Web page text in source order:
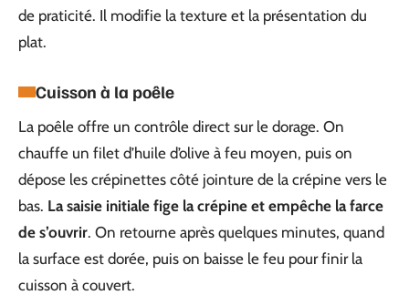
de praticité. Il modifie la texture et la présentation du
plat.
Cuisson à la poêle
La poêle offre un contrôle direct sur le dorage. On
chauffe un filet d’huile d’olive à feu moyen, puis on
dépose les crépinettes côté jointure de la crépine vers le
bas. La saisie initiale fige la crépine et empêche la farce
de s’ouvrir. On retourne après quelques minutes, quand
la surface est dorée, puis on baisse le feu pour finir la
cuisson à couvert.